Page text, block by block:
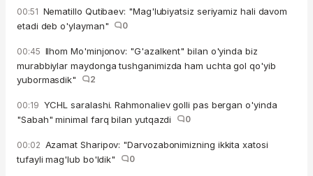
00:51 Nematillo Qutibaev: "Mag'lubiyatsiz seriyamiz hali davom
etadi deb o'ylayman"
0
00:45 Ilhom Mo'minjonov: "G'azalkent" bilan o'yinda biz
murabbiylar maydonga tushganimizda ham uchta gol qo'yib
yubormasdik"
2
00:19 YCHL saralashi. Rahmonaliev golli pas bergan o'yinda
"Sabah" minimal farq bilan yutqazdi
0
00:02 Azamat Sharipov: "Darvozabonimizning ikkita xatosi
tufayli mag'lub bo'ldik"
0